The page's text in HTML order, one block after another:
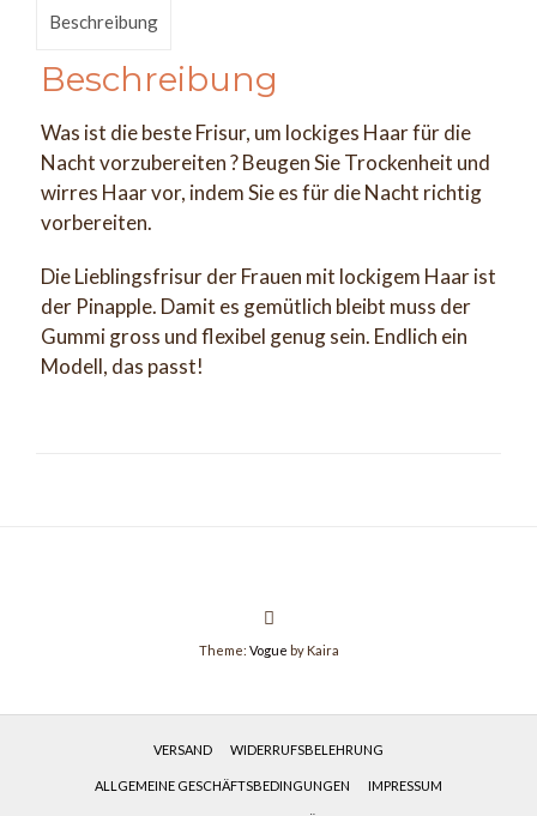
Beschreibung
Beschreibung
Was ist die beste Frisur, um lockiges Haar für die
Nacht vorzubereiten ? Beugen Sie Trockenheit und
wirres Haar vor, indem Sie es für die Nacht richtig
vorbereiten.
Die Lieblingsfrisur der Frauen mit lockigem Haar ist
der Pinapple. Damit es gemütlich bleibt muss der
Gummi gross und flexibel genug sein. Endlich ein
Modell, das passt!
Theme: Vogue by Kaira
VERSAND WIDERRUFSBELEHRUNG
ALLGEMEINE GESCHÄFTSBEDINGUNGEN IMPRESSUM